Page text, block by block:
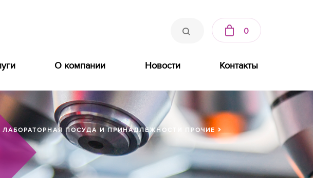
0
О компании Новости Контакты
ЛАБОРАТОРНАЯ ПОСУДА И ПРИНАДЛЕЖНОСТИ ПРОЧИЕ